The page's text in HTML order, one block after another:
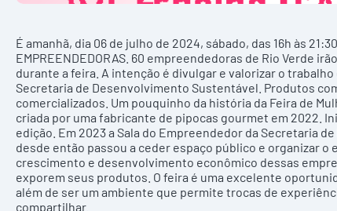
É amanhã, dia 06 de julho de 2024, sábado, das 16h às
EMPREENDEDORAS. 60 empreendedoras de Rio Verde
durante a feira. A intenção é divulgar e valorizar o
Secretaria de Desenvolvimento Sustentável. Produtos
comercializados. Um pouquinho da história da Feira de
criada por uma fabricante de pipocas gourmet em 2022.
edição. Em 2023 a Sala do Empreendedor da Secretaria
desde então passou a ceder espaço público e organizar
crescimento e desenvolvimento econômico dessas
exporem seus produtos. O feira é uma excelente
além de ser um ambiente que permite trocas de
compartilhar.